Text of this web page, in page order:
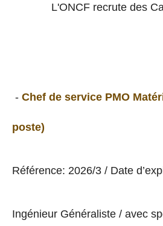
L'ONCF recrute des
- Chef de service PMO
poste)
Référence: 2026/3 / Date
Ingénieur Généraliste / avec